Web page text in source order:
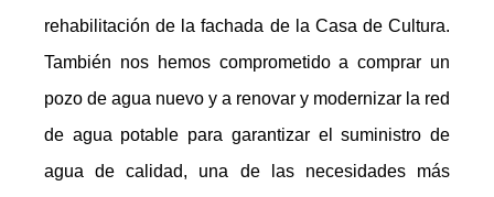
rehabilitación de la fachada de la Casa de Cultura.
También nos hemos comprometido a comprar un
pozo de agua nuevo y a renovar y modernizar la red
de agua potable para garantizar el suministro de
agua de calidad, una de las necesidades más